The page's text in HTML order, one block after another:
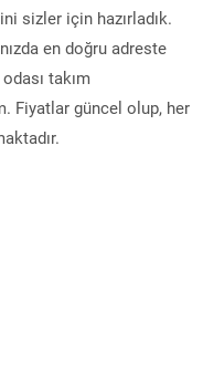
sizler için hazırladık.
en doğru adreste
takım
Fiyatlar güncel olup, her